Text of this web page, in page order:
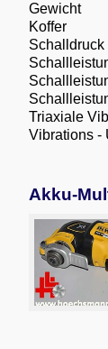
Gewicht
Koffer
Schalldruck
Triaxiale
Vibrations -
Akku-